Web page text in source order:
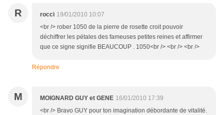
R rocci 19/01/2010 10:07
<br /> rober 1050 de la pierre de rosette croit pouvoir
déchiffrer les pétales des fameuses petites reines et affirmer
que ce signe signifie BEAUCOUP . 1050<br /> <br /> <br />
Répondre
M MOIGNARD GUY et GENE 16/01/2010 17:39
<br /> Bravo GUY pour ton imagination débordante de vitalité.